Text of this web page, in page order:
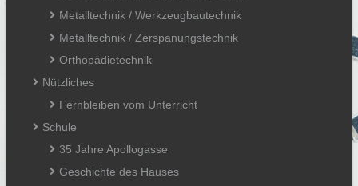
Metalltechnik / Werkzeugbautechnik
Metalltechnik / Zerspanungstechnik
Orthopädietechnik
Nützliches
Fernbleiben vom Unterricht
Schule
35 Jahre Apollogasse
Geschichte des Hauses